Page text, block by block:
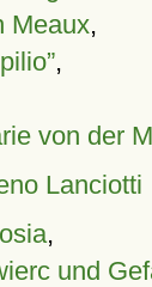
Meaux,
,
von der
Lanciotti
,
und